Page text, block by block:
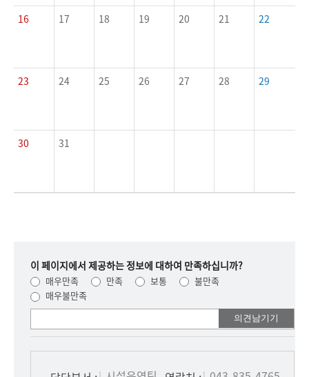
16 17 18 19 20 21 22
23 24 25 26 27 28 29
30 31
이 페이지에서 제공하는 정보에 대하여 만족하십니까?
매우만족 만족 보통
불만족
매우불만족
의견을